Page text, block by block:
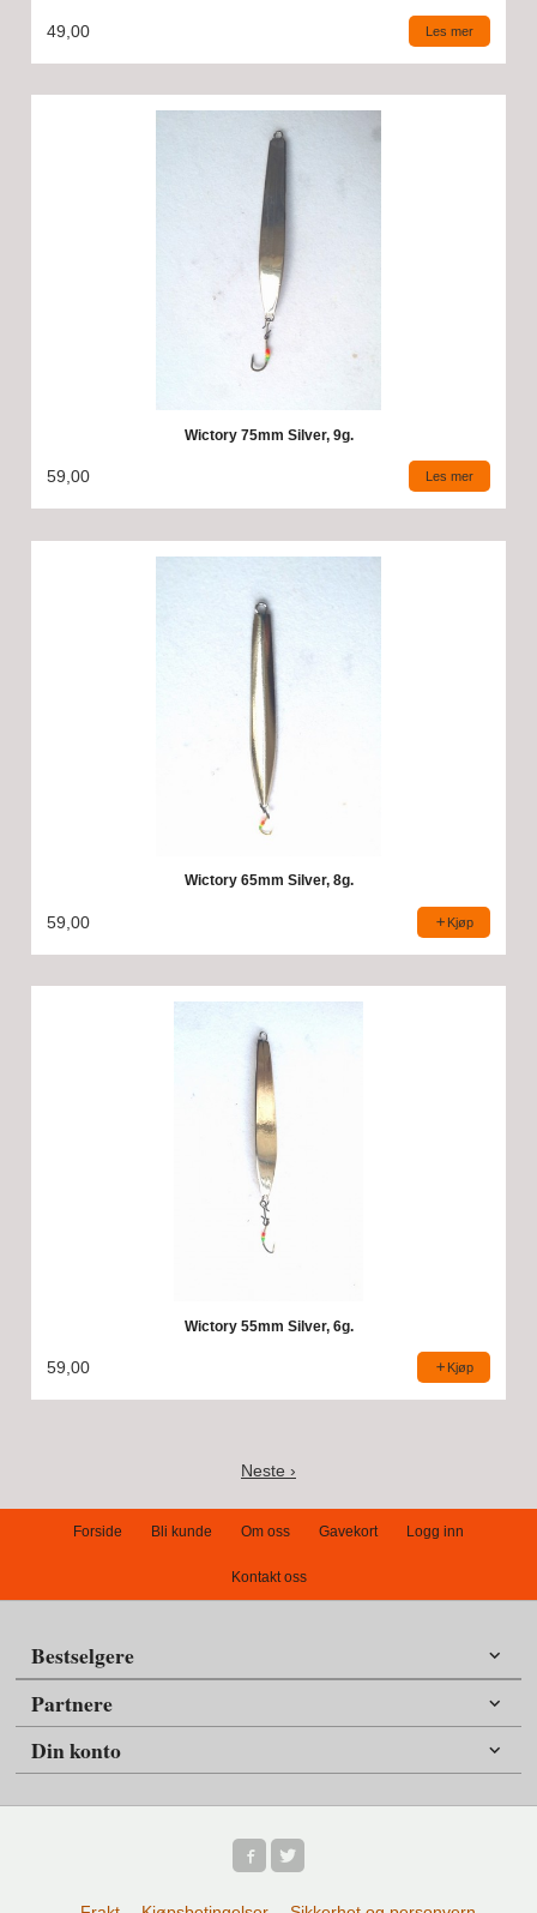
49,00 Les mer
Wictory 75mm Silver, 9g.
59,00 Les mer
Wictory 65mm Silver, 8g.
59,00 Kjøp
Wictory 55mm Silver, 6g.
59,00 Kjøp
Neste ›
Forside Bli kunde Om oss Gavekort Logg inn
Kontakt oss
Bestselgere
Partnere
Din konto